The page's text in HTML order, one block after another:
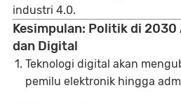
industri 4.0.
Kesimpulan: Politik di 2030
dan Digital
Teknologi digital akan
pemilu elektronik hingga